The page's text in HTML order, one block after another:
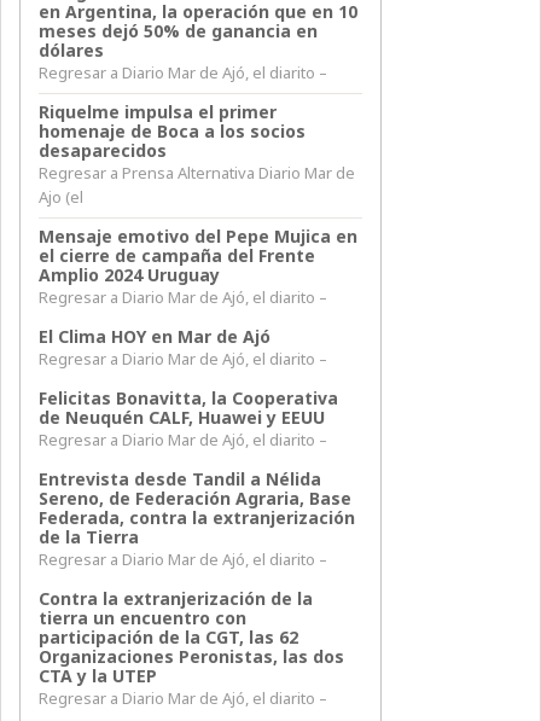
en Argentina, la operación que en 10
meses dejó 50% de ganancia en
dólares
Regresar a Diario Mar de Ajó, el diarito –
Riquelme impulsa el primer
homenaje de Boca a los socios
desaparecidos
Regresar a Prensa Alternativa Diario Mar de
Ajo (el
Mensaje emotivo del Pepe Mujica en
el cierre de campaña del Frente
Amplio 2024 Uruguay
Regresar a Diario Mar de Ajó, el diarito –
El Clima HOY en Mar de Ajó
Regresar a Diario Mar de Ajó, el diarito –
Felicitas Bonavitta, la Cooperativa
de Neuquén CALF, Huawei y EEUU
Regresar a Diario Mar de Ajó, el diarito –
Entrevista desde Tandil a Nélida
Sereno, de Federación Agraria, Base
Federada, contra la extranjerización
de la Tierra
Regresar a Diario Mar de Ajó, el diarito –
Contra la extranjerización de la
tierra un encuentro con
participación de la CGT, las 62
Organizaciones Peronistas, las dos
CTA y la UTEP
Regresar a Diario Mar de Ajó, el diarito –